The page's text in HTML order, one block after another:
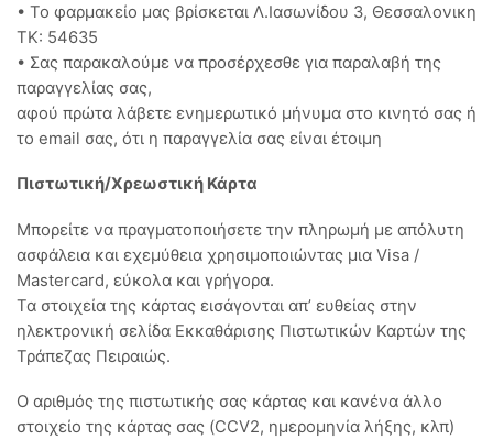
• Το φαρμακείο μας βρίσκεται Λ.Ιασωνίδου 3, Θεσσαλονικη
ΤΚ: 54635
• Σας παρακαλούμε να προσέρχεσθε για παραλαβή της
παραγγελίας σας,
αφού πρώτα λάβετε ενημερωτικό μήνυμα στο κινητό σας ή
το email σας, ότι η παραγγελία σας είναι έτοιμη
Πιστωτική/Χρεωστική Κάρτα
Μπορείτε να πραγματοποιήσετε την πληρωμή με απόλυτη
ασφάλεια και εχεμύθεια χρησιμοποιώντας μια Visa /
Mastercard, εύκολα και γρήγορα.
Τα στοιχεία της κάρτας εισάγoνται απ’ ευθείας στην
ηλεκτρονική σελίδα Εκκαθάρισης Πιστωτικών Καρτών της
Τράπεζας Πειραιώς.
Ο αριθμός της πιστωτικής σας κάρτας και κανένα άλλο
στοιχείο της κάρτας σας (CCV2, ημερομηνία λήξης, κλπ)